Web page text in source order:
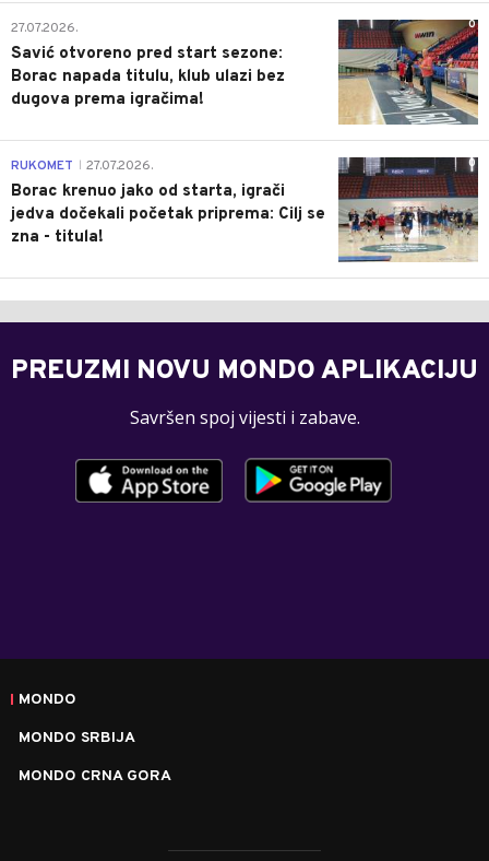
0
27.07.2026.
Savić otvoreno pred start sezone:
Borac napada titulu, klub ulazi bez
dugova prema igračima!
0
RUKOMET 27.07.2026.
Borac krenuo jako od starta, igrači
jedva dočekali početak priprema: Cilj se
zna - titula!
PREUZMI NOVU MONDO APLIKACIJU
Savršen spoj vijesti i zabave.
MONDO
MONDO SRBIJA
MONDO CRNA GORA